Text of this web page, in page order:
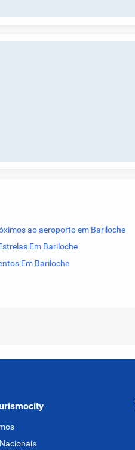
ao aeroporto em Bariloche
Em Bariloche
Em Bariloche